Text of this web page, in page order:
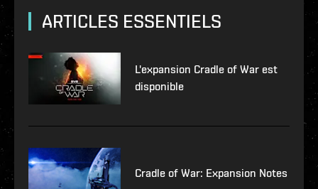
ARTICLES ESSENTIELS
L'expansion Cradle of War est
disponible
Cradle of War: Expansion Notes